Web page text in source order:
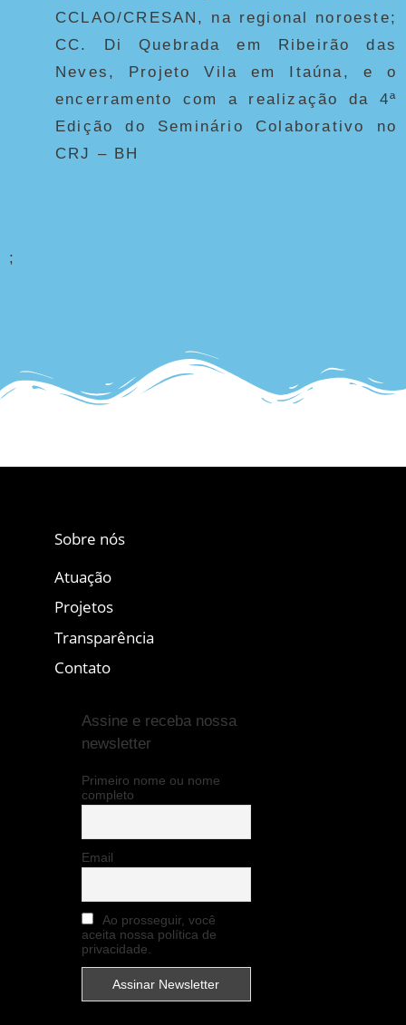
CCLAO/CRESAN, na regional noroeste;
CC. Di Quebrada em Ribeirão das
Neves, Projeto Vila em Itaúna, e o
encerramento com a realização da 4ª
Edição do Seminário Colaborativo no
CRJ – BH
;
Sobre nós
Atuação
Projetos
Transparência
Contato
Assine e receba nossa
newsletter
Primeiro nome ou nome
completo
Email
Ao prosseguir, você
aceita nossa política de
privacidade.